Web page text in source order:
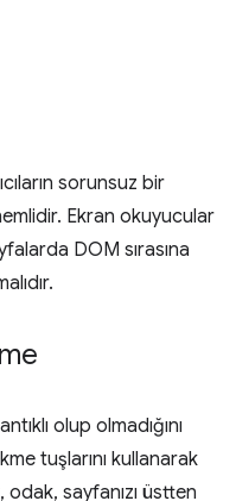
sorunsuz bir
Ekran okuyucular
DOM sırasına
olup olmadığını
tuşlarını kullanarak
sayfanızı üstten